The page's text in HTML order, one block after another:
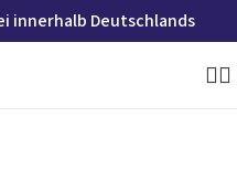
innerhalb Deutschlands